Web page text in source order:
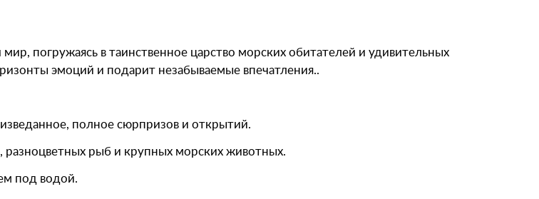
погружаясь в таинственное царство морских обитателей и удивительных
эмоций и подарит незабываемые впечатления..
полное сюрпризов и открытий.
рыб и крупных морских животных.
под водой.